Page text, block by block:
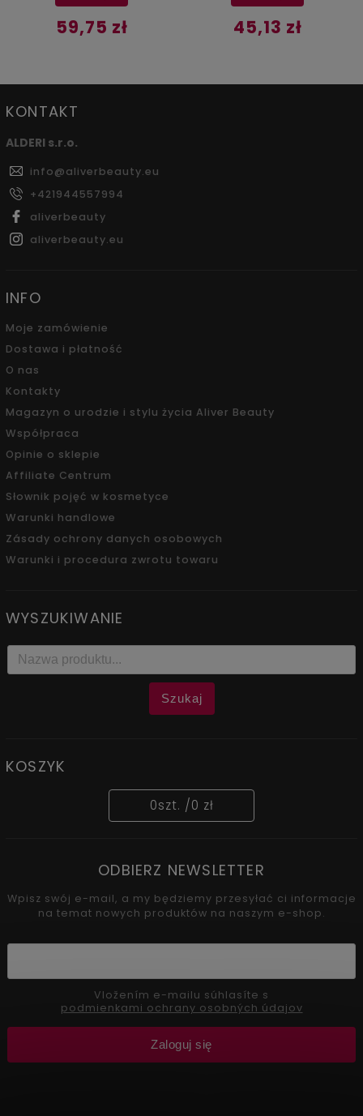
45,13 zł 34,82 zł
KONTAKT
ALDERI s.r.o.
info@aliverbeauty.eu
+421944557994
aliverbeauty
aliverbeauty.eu
INFO
Moje zamówienie
Dostawa i płatność
O nas
Kontakty
Magazyn o urodzie i stylu życia Aliver Beauty
Współpraca
Opinie o sklepie
Affiliate Centrum
Słownik pojęć w kosmetyce
Warunki handlowe
Zásady ochrony danych osobowych
Warunki i procedura zwrotu towaru
WYSZUKIWANIE
Szukaj
KOSZYK
0szt. /0 zł
ODBIERZ NEWSLETTER
Wpisz swój e-mail, a my będziemy przesyłać ci informacje
na temat nowych produktów na naszym e-shop.
podmienkami ochrany osobných údajov
Zaloguj się